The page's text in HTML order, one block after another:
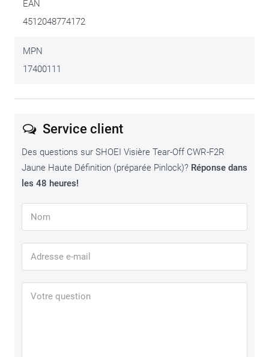
EAN
4512048774172
MPN
17400111
Service client
Des questions sur SHOEI Visière Tear-Off CWR-F2R
Jaune Haute Définition (préparée Pinlock)? Réponse dans
les 48 heures!